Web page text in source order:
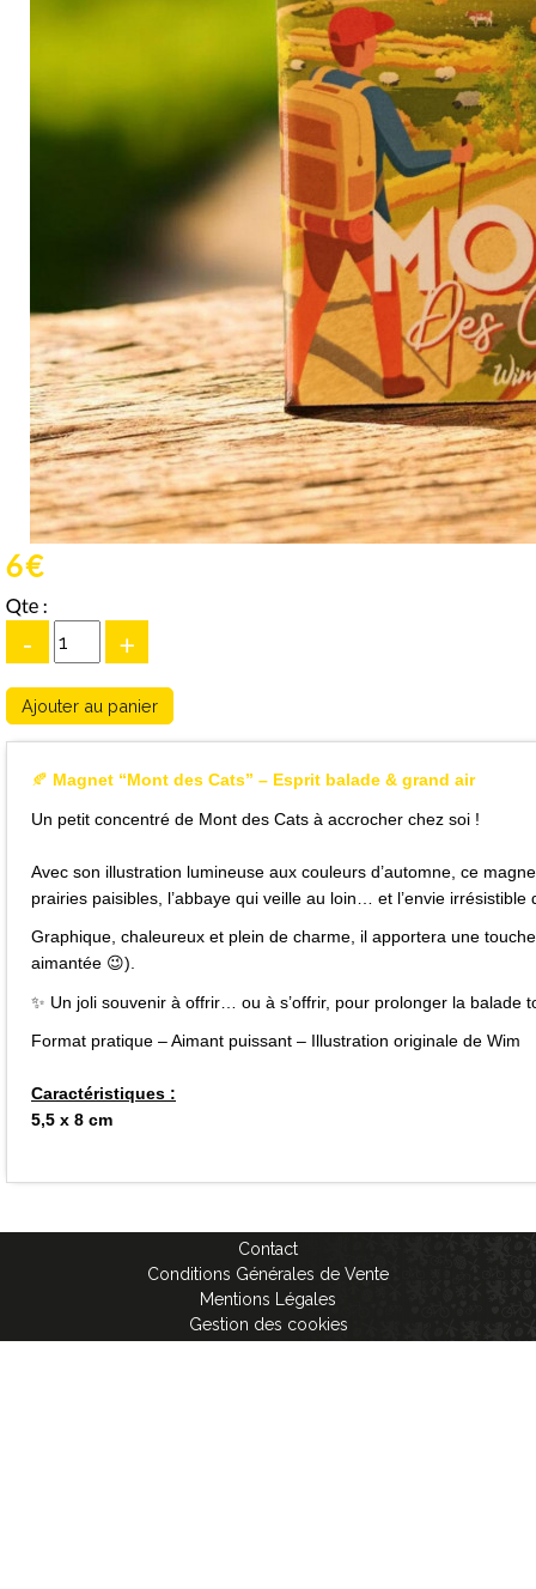
6 €
Qte :
- +
🍂 Magnet “Mont des Cats” – Esprit balade & grand air
Un petit concentré de Mont des Cats à accrocher chez soi !
Avec son illustration lumineuse aux couleurs d’automne, ce
prairies paisibles, l’abbaye qui veille au loin… et l’envie irrésistible
Graphique, chaleureux et plein de charme, il apportera une
aimantée 😉).
✨ Un joli souvenir à offrir… ou à s’offrir, pour prolonger la balade
Format pratique – Aimant puissant – Illustration originale de Wim
Caractéristiques :
5,5 x 8 cm
Contact
Conditions Générales de Vente
Mentions Légales
Gestion des cookies